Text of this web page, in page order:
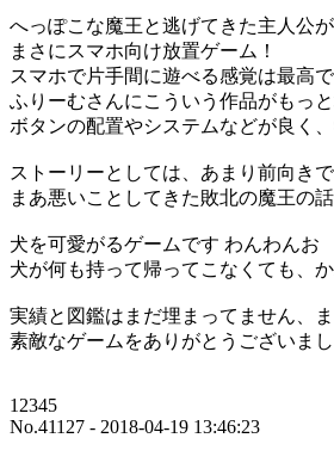
へっぽこな魔王と逃げてきた主人公
まさにスマホ向け放置ゲーム！
スマホで片手間に遊べる感覚は最高で
ふりーむさんにこういう作品がもっ
ボタンの配置やシステムなどが良く
ストーリーとしては、あまり前向き
まあ悪いことしてきた敗北の魔王
犬を可愛がるゲームです わんわんお
犬が何も持って帰ってこなくても、
実績と図鑑はまだ埋まってません、
素敵なゲームをありがとうございまし
12345
No.41127 - 2018-04-19 13:46:23